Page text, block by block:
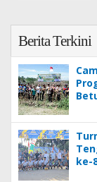
Berita Terkini
ke-